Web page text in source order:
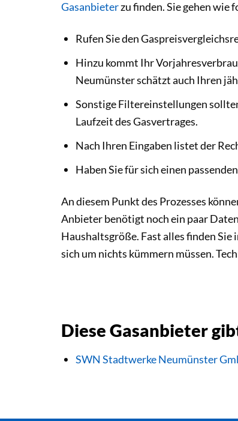
Gasanbieterzu finden. Sie gehen wie
Rufen Sie den
Hinzu kommt Ihr
Neumünster schätzt auch Ihren
Sonstige Filtereinstellungen
Laufzeit des Gasvertrages.
Nach Ihren Eingaben listet der
Haben Sie für sich einen passenden
An diesem Punkt des Prozesses
Anbieter benötigt noch ein paar
Haushaltsgröße. Fast alles finden Sie
sich um nichts kümmern müssen.
Diese Gasanbieter
SWN Stadtwerke Neumünster